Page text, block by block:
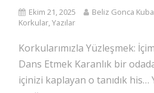
Ekim 21, 2025 Beliz Gonca
Korkular,Yazılar
Korkularımızla Yüzleşmek:
Dans Etmek Karanlık bir odada
içinizi kaplayan o tanıdık